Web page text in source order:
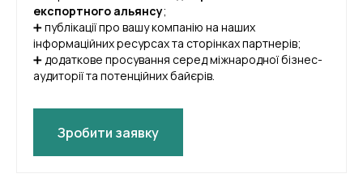
експортного альянсу;
➕ публікації про вашу компанію на наших
інформаційних ресурсах та сторінках партнерів;
➕ додаткове просування серед міжнародної бізнес-
аудиторії та потенційних байєрів.
Зробити заявку